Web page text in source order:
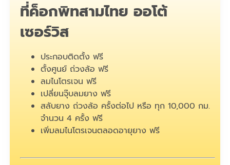
ที่ค็อกพิทสามไทย ออโต้
เซอร์วิส
ประกอบติดตั้ง ฟรี
ตั้งศูนย์ ถ่วงล้อ ฟรี
ลมไนโตรเจน ฟรี
เปลี่ยนจุ๊บลมยาง ฟรี
สลับยาง ถ่วงล้อ ครั้งต่อไป หรือ ทุก 10,000 กม.
จำนวน 4 ครั้ง ฟรี
เพิ่มลมไนโตรเจนตลอดอายุยาง ฟรี